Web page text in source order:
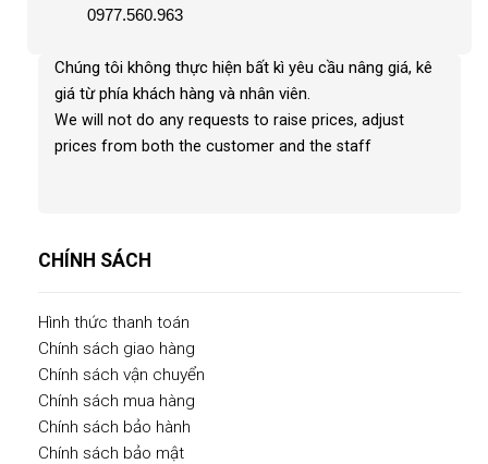
0977.560.963
Chúng tôi không thực hiện bất kì yêu cầu nâng giá, kê
giá từ phía khách hàng và nhân viên.
We will not do any requests to raise prices, adjust
prices from both the customer and the staff
CHÍNH SÁCH
Hình thức thanh toán
Chính sách giao hàng
Chính sách vận chuyển
Chính sách mua hàng
Chính sách bảo hành
Chính sách bảo mật